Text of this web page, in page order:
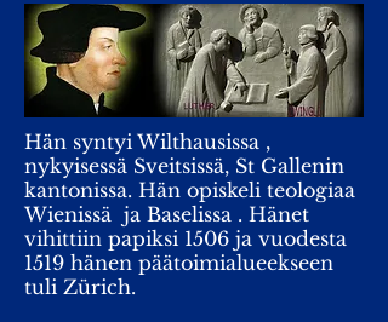
Hän syntyi Wilthausissa ,
nykyisessä Sveitsissä, St Gallenin
kantonissa. Hän opiskeli teologiaa
Wienissä ja Baselissa . Hänet
vihittiin papiksi 1506 ja vuodesta
1519 hänen päätoimialueekseen
tuli Zürich.